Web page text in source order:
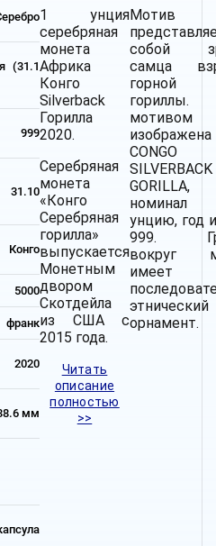
(31.1
999
31.10
Конго
5000
франк
2020
мм
1 унция
серебряная
монета
Африка
Конго
Silverback
Горилла
2020.
Серебряная
монета
«Конго
Серебряная
горилла»
выпускается
Монетным
двором
Скотдейла
из США с
2015 года.
Читать
описание
полностью
>>
Мотив
собой
самца
горной
мотивом
изображена
CONGO
SILVERBACK
GORILLA,
унцию, год
999.
вокруг
имеет
этнический
орнамент.